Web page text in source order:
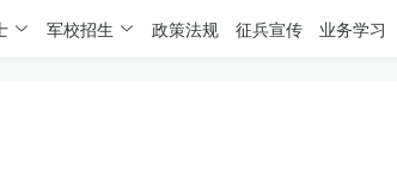
军校招生 政策法规 征兵宣传 业务学习